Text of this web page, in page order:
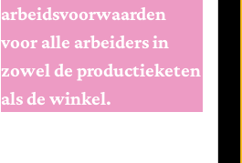
arbeidsvoorwaarden
voor alle arbeiders in
zowel de productieketen
als de winkel.